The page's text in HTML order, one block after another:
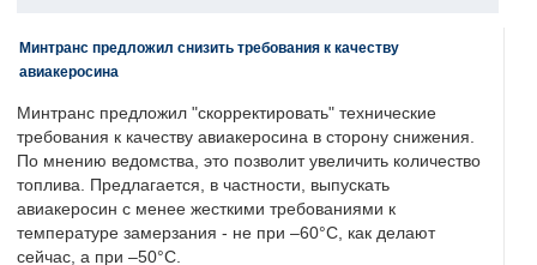
Минтранс предложил снизить требования к качеству
авиакеросина
Минтранс предложил "скорректировать" технические
требования к качеству авиакеросина в сторону снижения.
По мнению ведомства, это позволит увеличить количество
топлива. Предлагается, в частности, выпускать
авиакеросин с менее жесткими требованиями к
температуре замерзания - не при –60°C, как делают
сейчас, а при –50°C.